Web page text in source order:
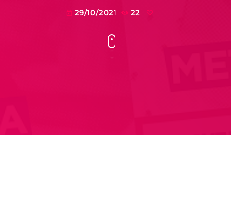
today 29/10/2021 22